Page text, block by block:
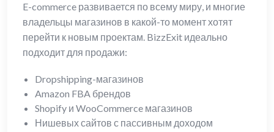
E-commerce развивается по всему миру, и многие
владельцы магазинов в какой-то момент хотят
перейти к новым проектам. BizzExit идеально
подходит для продажи:
Dropshipping-магазинов
Amazon FBA брендов
Shopify и WooCommerce магазинов
Нишевых сайтов с пассивным доходом